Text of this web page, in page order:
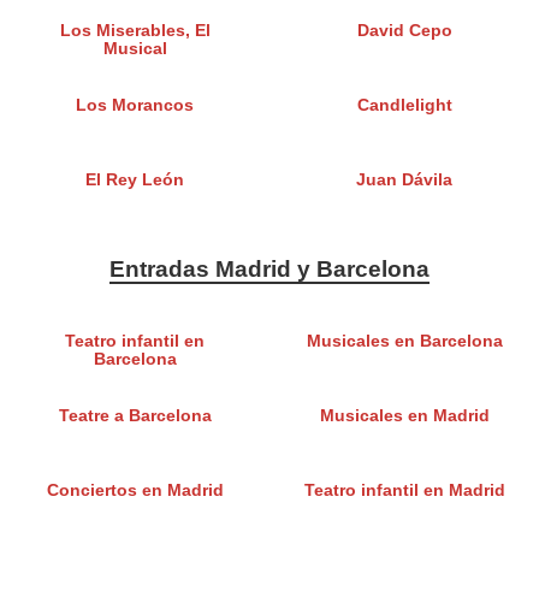
Los Miserables, El
Musical
David Cepo
Los Morancos Candlelight
El Rey León Juan Dávila
Entradas Madrid y Barcelona
Teatro infantil en
Barcelona
Musicales en Barcelona
Teatre a Barcelona Musicales en Madrid
Conciertos en Madrid Teatro infantil en Madrid